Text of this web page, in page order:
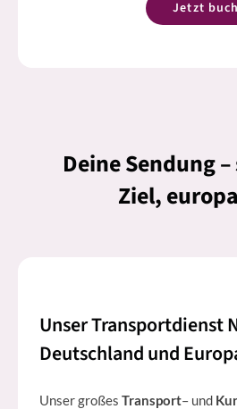
Jetzt
Deine Sendung
Ziel,
Unser Transportdienst
Deutschland und
Unser großes Transport– und